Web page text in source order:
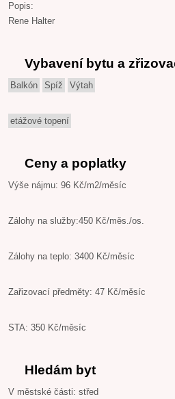
Popis:
Rene Halter
Vybavení bytu a
Balkón Spíž Výtah
etážové topení
Ceny a poplatky
Výše nájmu: 96 Kč/m2/měsíc
Zálohy na služby:450 Kč/měs./os.
Zálohy na teplo: 3400 Kč/měsíc
Zařizovací předměty: 47 Kč/měsíc
STA: 350 Kč/měsíc
Hledám byt
V městské části: střed